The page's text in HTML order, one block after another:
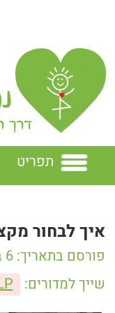
תפריט
נחשון
נחשון
הרצאות
איך לבחור
פורסם בתאריך: 6 בפברואר 2021
שייך למדורים: